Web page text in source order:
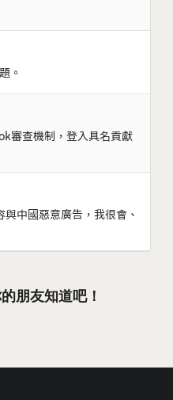
。
審查機制，登入具名貢獻
中國惡意廣告，我很會、
朋友知道吧！